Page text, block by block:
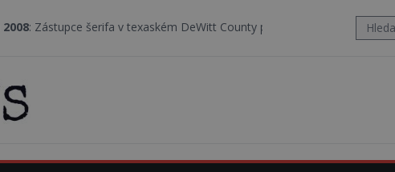
šerifa v texaském DeWitt County pořizuje video, na kterém před jeho